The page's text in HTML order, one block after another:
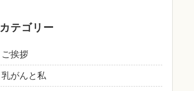
カテゴリー
ご挨拶
乳がんと私